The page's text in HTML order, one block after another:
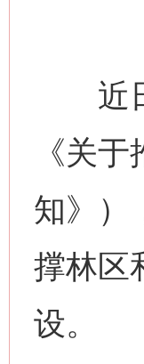
近日
《关
知》）
撑林区
设。